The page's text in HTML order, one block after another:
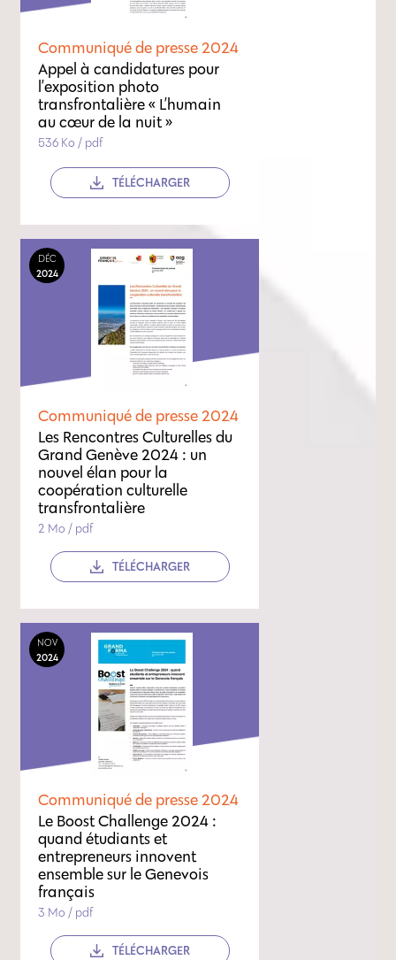
Communiqué de presse 2024
Appel à candidatures pour
l’exposition photo
transfrontalière « L’humain
au cœur de la nuit »
536 Ko / pdf
TÉLÉCHARGER
DÉC
2024
Communiqué de presse 2024
Les Rencontres Culturelles du
Grand Genève 2024 : un
nouvel élan pour la
coopération culturelle
transfrontalière
2 Mo / pdf
TÉLÉCHARGER
NOV
2024
Communiqué de presse 2024
Le Boost Challenge 2024 :
quand étudiants et
entrepreneurs innovent
ensemble sur le Genevois
français
3 Mo / pdf
TÉLÉCHARGER